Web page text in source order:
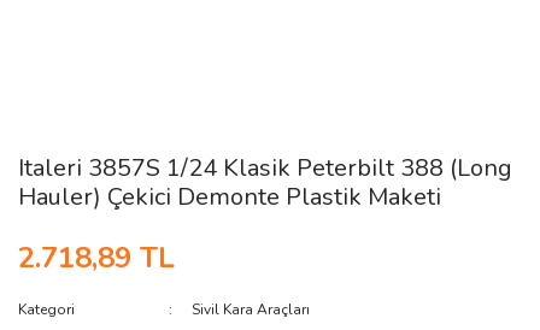
Italeri 3857S 1/24 Klasik Peterbilt 388 (Long
Hauler) Çekici Demonte Plastik Maketi
2.718,89 TL
Kategori
Sivil Kara Araçları